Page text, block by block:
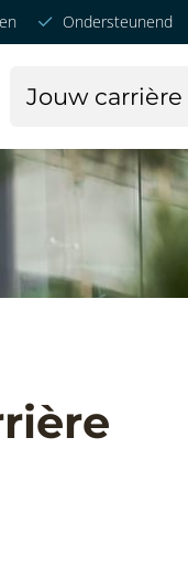
Ondersteunend
Jouw carrière